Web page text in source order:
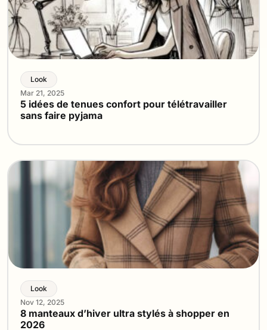
Look
Mar 21, 2025
5 idées de tenues confort pour télétravailler
sans faire pyjama
Look
Nov 12, 2025
8 manteaux d’hiver ultra stylés à shopper en
2026